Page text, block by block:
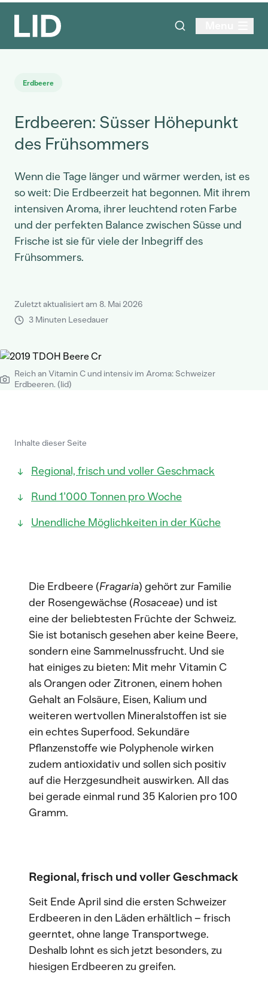
Erdbeere
Erdbeeren: Süsser Höhepunkt
des Frühsommers
Wenn die Tage länger und wärmer werden, ist es
so weit: Die Erdbeerzeit hat begonnen. Mit ihrem
intensiven Aroma, ihrer leuchtend roten Farbe
und der perfekten Balance zwischen Süsse und
Frische ist sie für viele der Inbegriff des
Frühsommers.
Zuletzt aktualisiert am 8. Mai 2026
3 Minuten Lesedauer
Reich an Vitamin C und intensiv im Aroma: Schweizer
Erdbeeren. (lid)
Inhalte dieser Seite
Regional, frisch und voller Geschmack
Rund 1’000 Tonnen pro Woche
Unendliche Möglichkeiten in der Küche
Die Erdbeere (Fragaria) gehört zur Familie
der Rosengewächse (Rosaceae) und ist
eine der beliebtesten Früchte der Schweiz.
Sie ist botanisch gesehen aber keine Beere,
sondern eine Sammelnussfrucht. Und sie
hat einiges zu bieten: Mit mehr Vitamin C
als Orangen oder Zitronen, einem hohen
Gehalt an Folsäure, Eisen, Kalium und
weiteren wertvollen Mineralstoffen ist sie
ein echtes Superfood. Sekundäre
Pflanzenstoffe wie Polyphenole wirken
zudem antioxidativ und sollen sich positiv
auf die Herzgesundheit auswirken. All das
bei gerade einmal rund 35 Kalorien pro 100
Gramm.
Regional, frisch und voller Geschmack
Seit Ende April sind die ersten Schweizer
Erdbeeren in den Läden erhältlich – frisch
geerntet, ohne lange Transportwege.
Deshalb lohnt es sich jetzt besonders, zu
hiesigen Erdbeeren zu greifen.